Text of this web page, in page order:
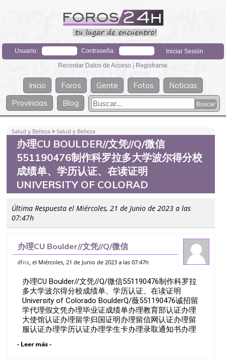
Usuario: Contraseña:
Recordar Datos de Acceso | Registrarse
Inicio Foros Gente Fotos
Noticias
Provincias
Blog
Salud y Belleza >Salud y Belleza
办理CU BOULDER//文凭//Q/微信
551190476制作科罗拉多大学波尔得分校
成绩单、学历认证、在读证明
UNIVERSITY OF COLORAD
Última Respuesta el Miércoles, 21 de Junio de 2023 a las
07:47h
办理CU Boulder//文凭//Q/微信
551190476制作科罗拉多大学波尔得分校
of Colorad
dfns , el Miércoles, 21 de Junio de 2023 a las 07:47h
办理CU Boulder//文凭//Q/微信551190476制作科罗拉
多大学波尔得分校成绩单、学历认证、在读证明
University of Colorado BoulderQ/薇551190476诚招留
学代理假文凭办理毕业证成绩单办理教育部认证办理
大使馆认证办理留学归国证明办理留信网认证办理留
服认证办理学历认证办理学生卡办理录取通知书办理
理加拿大文凭办理德国文凭 一、快速办理材料： 1、
- Leer más -